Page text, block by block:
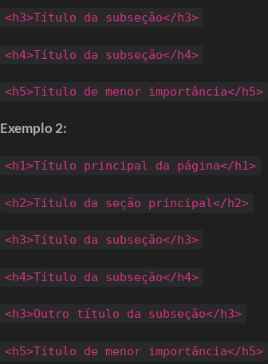
<h3>Título da subseção</h3>
<h4>Título da subseção</h4>
<h5>Título de menor importância</h5>
Exemplo 2:
<h1>Título principal da página</h1>
<h2>Título da seção principal</h2>
<h3>Título da subseção</h3>
<h4>Título da subseção</h4>
<h3>Outro título da subseção</h3>
<h5>Título de menor importância</h5>